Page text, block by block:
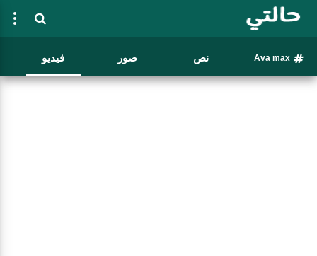
Ava max نص صور فيديو